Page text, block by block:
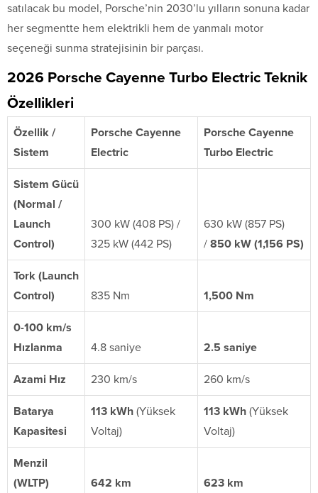
satılacak bu model, Porsche’nin 2030’lu yılların sonuna kadar
her segmentte hem elektrikli hem de yanmalı motor
seçeneği sunma stratejisinin bir parçası.
2026 Porsche Cayenne Turbo Electric Teknik
Özellikleri
Özellik /
Sistem
Porsche Cayenne
Electric
Porsche Cayenne
Turbo Electric
Sistem Gücü
(Normal /
Launch
Control)
300 kW (408 PS) /
325 kW (442 PS)
630 kW (857 PS)
/ 850 kW (1,156 PS)
Tork (Launch
Control)
835 Nm 1,500 Nm
0-100 km/s
Hızlanma
4.8 saniye 2.5 saniye
Azami Hız 230 km/s 260 km/s
Batarya
Kapasitesi
113 kWh (Yüksek
Voltaj)
113 kWh (Yüksek
Voltaj)
Menzil
(WLTP)
642 km 623 km